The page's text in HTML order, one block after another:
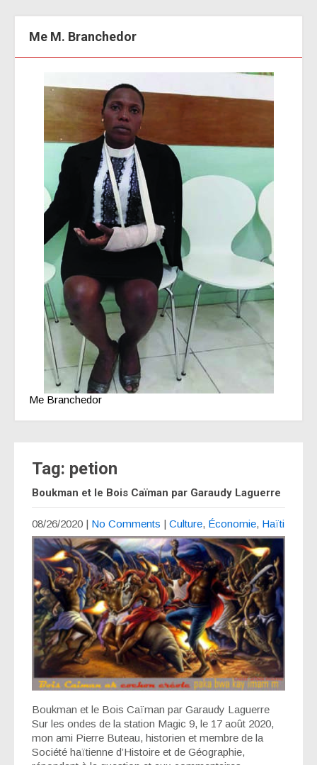
Me M. Branchedor
Me Branchedor
Tag: petion
Boukman et le Bois Caïman par Garaudy Laguerre
08/26/2020 | No Comments | Culture, Économie, Haïti
Boukman et le Bois Caïman par Garaudy Laguerre
Sur les ondes de la station Magic 9, le 17 août 2020,
mon ami Pierre Buteau, historien et membre de la
Société haïtienne d’Histoire et de Géographie,